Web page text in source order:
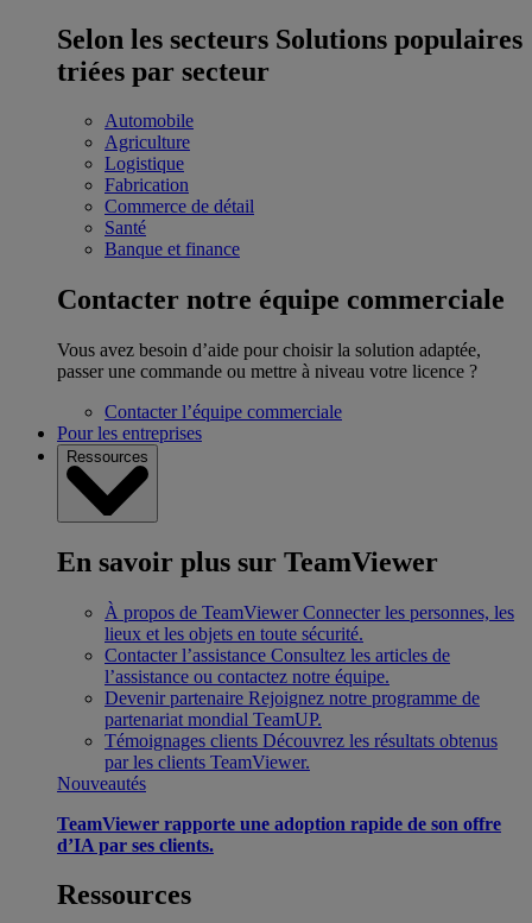
Selon les secteurs Solutions populaires
triées par secteur
Automobile
Agriculture
Logistique
Fabrication
Commerce de détail
Santé
Banque et finance
Contacter notre équipe commerciale
Vous avez besoin d’aide pour choisir la solution adaptée,
passer une commande ou mettre à niveau votre licence ?
Contacter l’équipe commerciale
Pour les entreprises
Ressources
En savoir plus sur TeamViewer
À propos de TeamViewer Connecter les personnes, les
lieux et les objets en toute sécurité.
Contacter l’assistance Consultez les articles de
l’assistance ou contactez notre équipe.
Devenir partenaire Rejoignez notre programme de
partenariat mondial TeamUP.
Témoignages clients Découvrez les résultats obtenus
par les clients TeamViewer.
Nouveautés
TeamViewer rapporte une adoption rapide de son offre
d’IA par ses clients.
Ressources